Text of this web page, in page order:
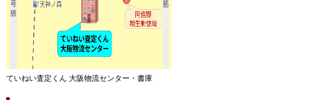
ていねい査定くん 大阪物流センター・書庫